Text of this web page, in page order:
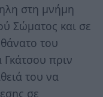
στη μνήμη
Σώματος και σε
του
Γκάτσου πριν
του να
σε